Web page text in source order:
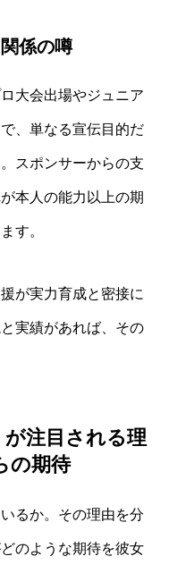
係の噂
大会出場やジュニア
、単なる宣伝目的だ
スポンサーからの支
本人の能力以上の期
す。
が実力育成と密接に
実績があれば、その
注目される理
の期待
るか。その理由を分
のような期待を彼女